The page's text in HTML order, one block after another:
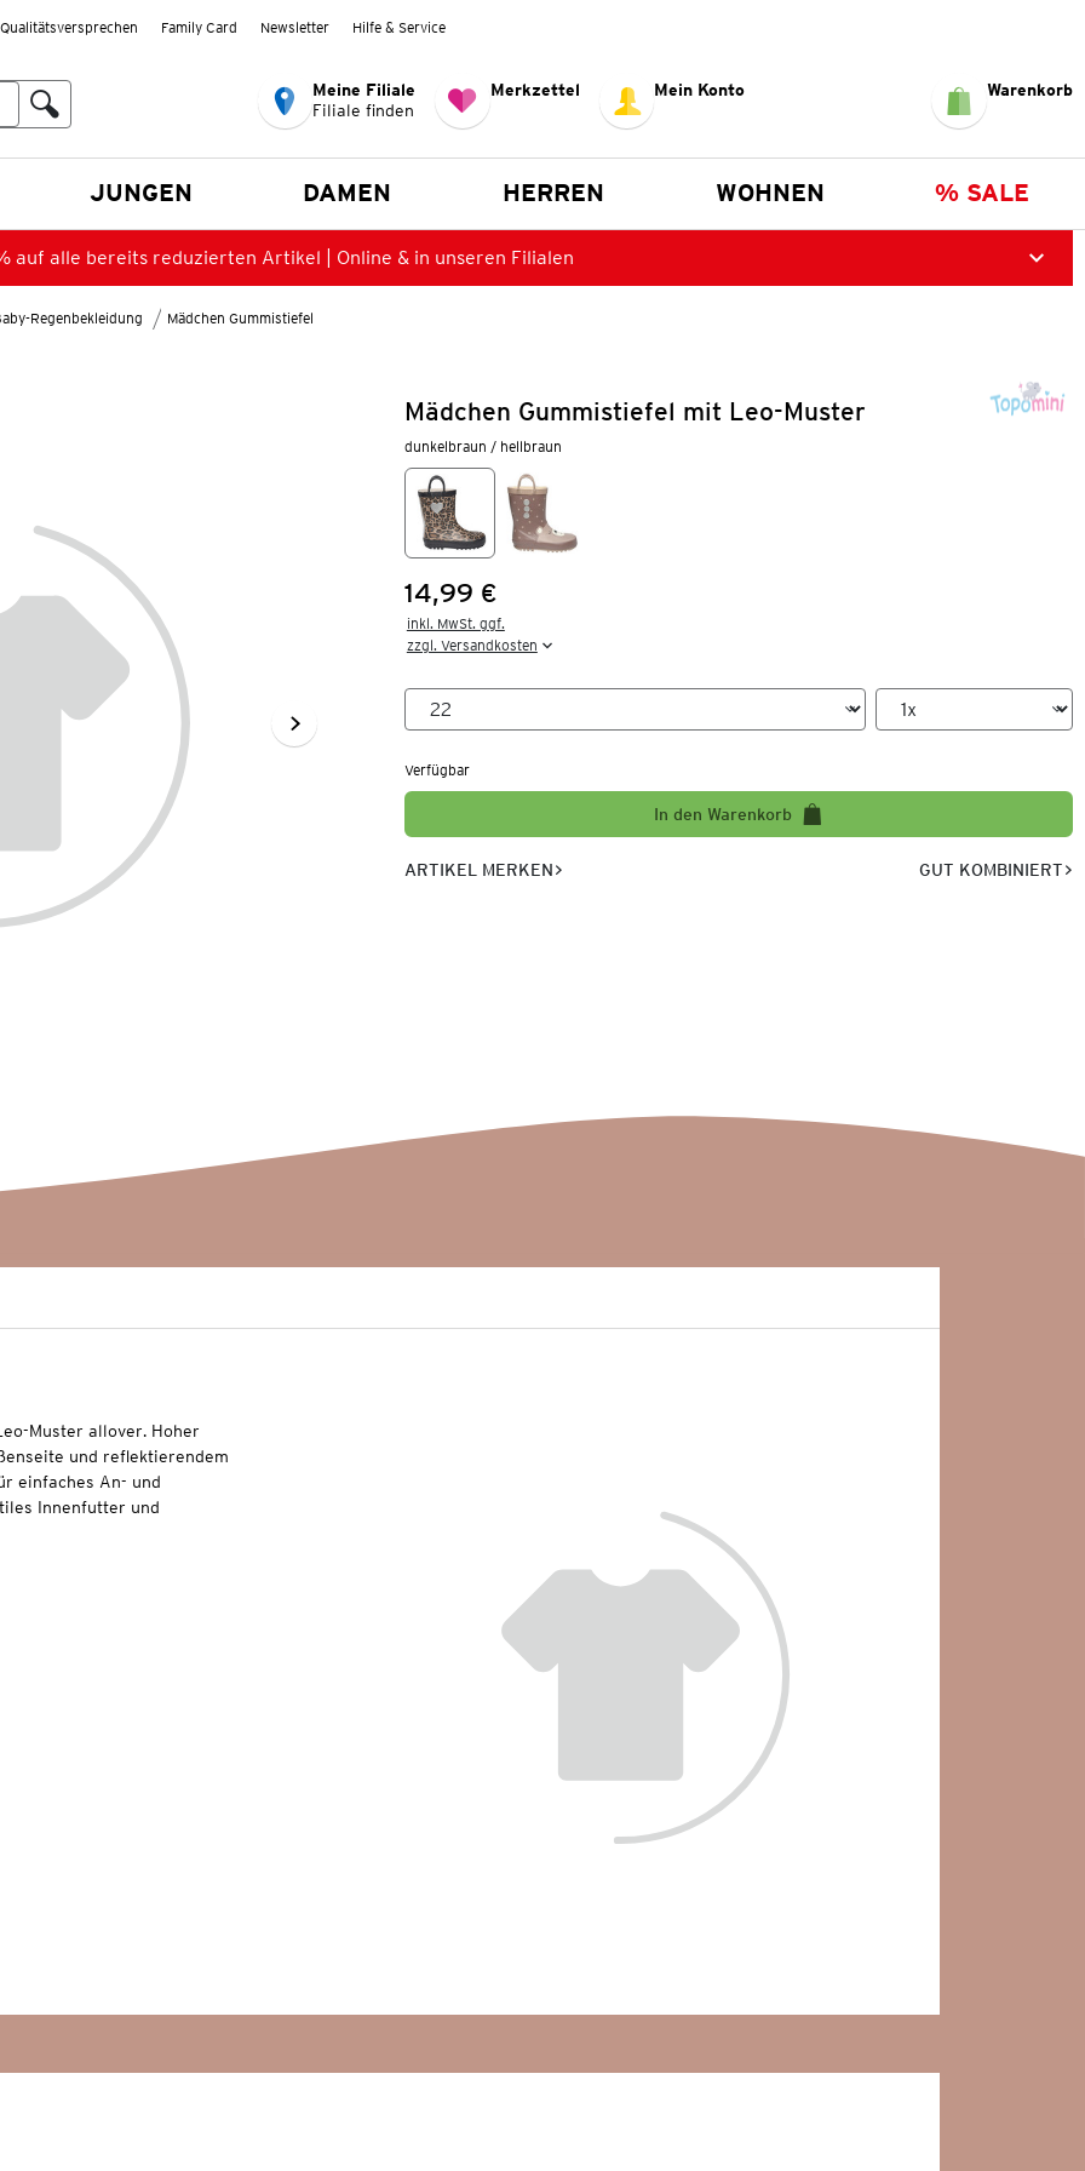
Qualitätsversprechen Family Card Newsletter Hilfe & Service
Meine Filiale
Filiale finden
Merkzettel Mein Konto Warenkorb
JUNGEN DAMEN HERREN WOHNEN % SALE
auf alle bereits reduzierten Artikel | Online & in unseren Filialen
Regenbekleidung Mädchen Gummistiefel
Mädchen Gummistiefel mit Leo-Muster
dunkelbraun / hellbraun
Preis:
14,99 €
inkl. MwSt. ggf.
zzgl. Versandkosten
Verfügbar
In den Warenkorb
ARTIKEL MERKEN GUT KOMBINIERT
Muster allover. Hoher
und reflektierendem
einfaches An- und
Innenfutter und